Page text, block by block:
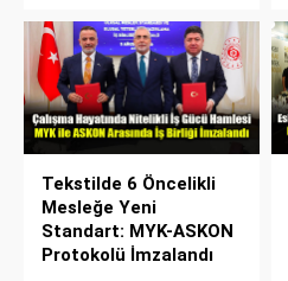
Tekstilde 6 Öncelikli
Mesleğe Yeni
Standart: MYK-ASKON
Protokolü İmzalandı